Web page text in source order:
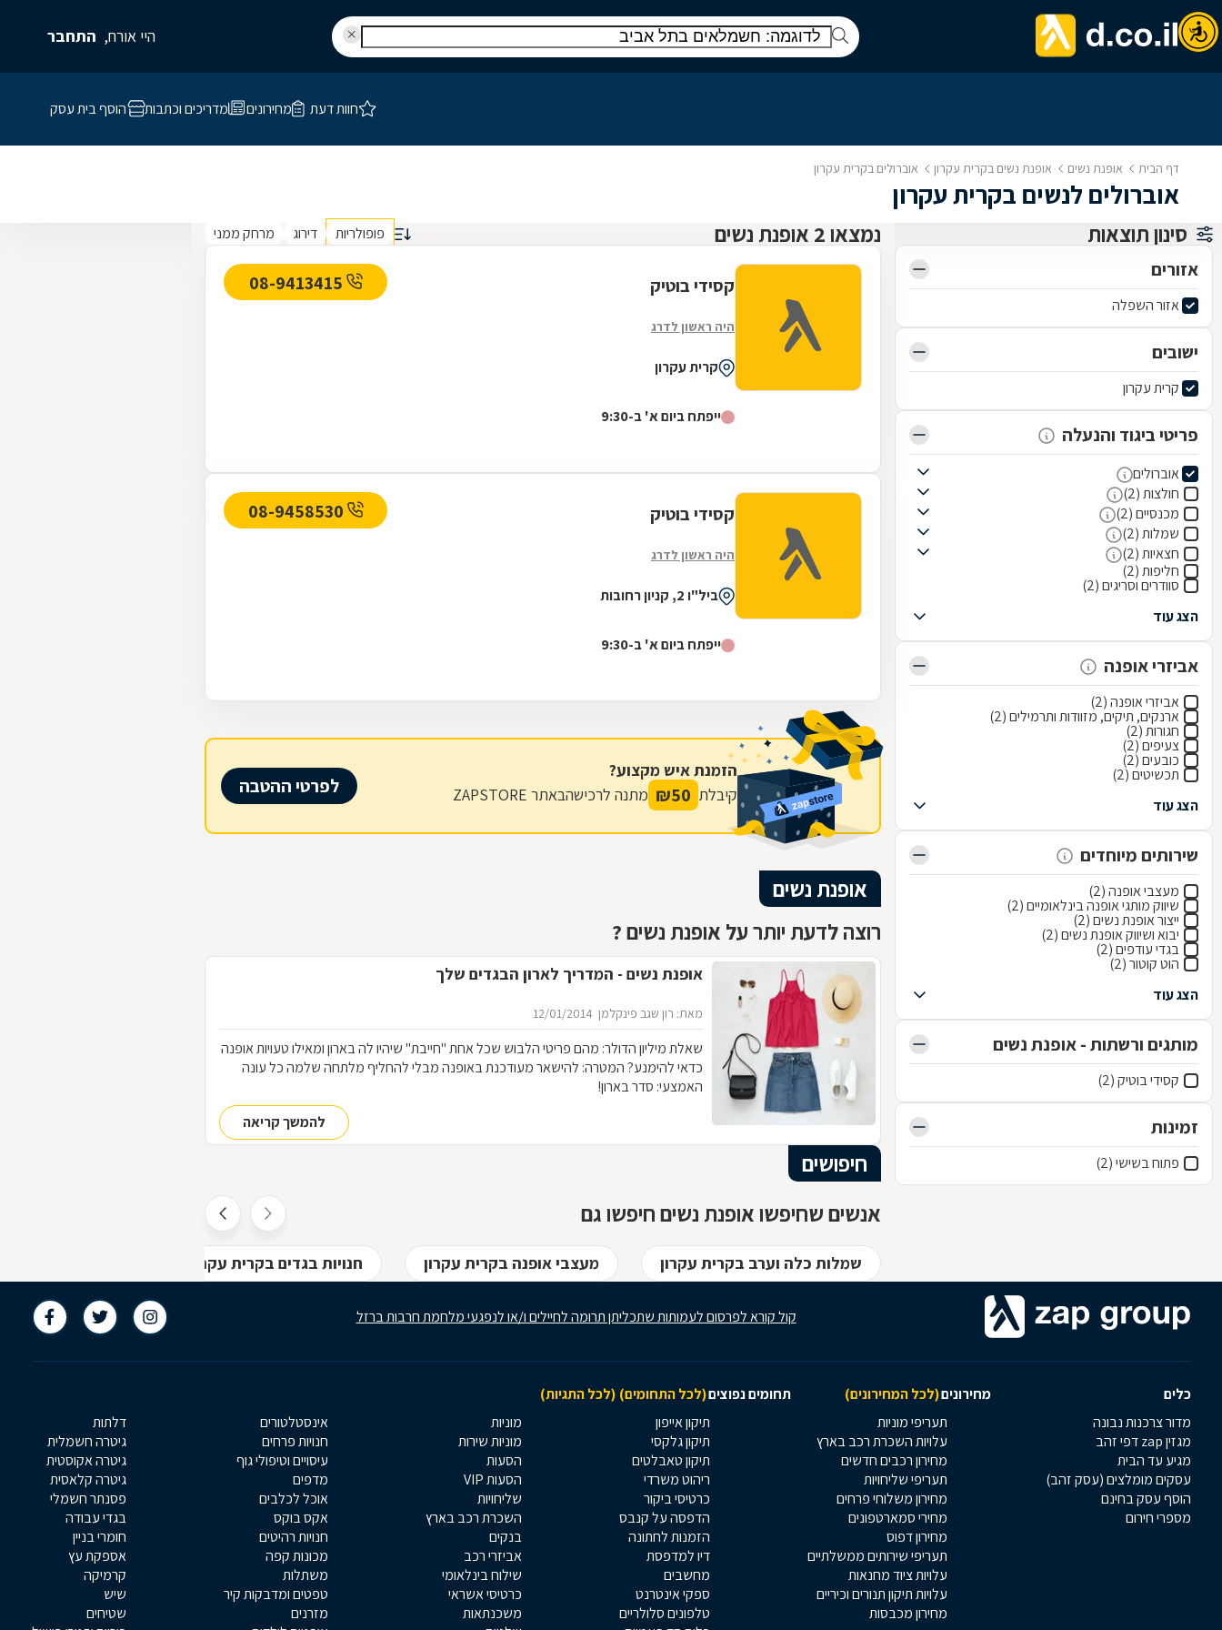
היי אורח, התחבר
חוות דעת מחירונים מדריכים וכתבות הוסף בית עסק
דף הבית אופנת נשים אופנת נשים בקרית עקרון אוברולים בקרית עקרון
אוברולים לנשים בקרית עקרון
סינון תוצאות
אזורים
אזור השפלה
ישובים
קרית עקרון
פריטי ביגוד והנעלה
אוברולים
חולצות (2)
מכנסיים (2)
שמלות (2)
חצאיות (2)
חליפות (2)
סוודרים וסריגים (2)
הצג עוד
אביזרי אופנה
אביזרי אופנה (2)
ארנקים, תיקים, מזוודות ותרמילים (2)
חגורות (2)
צעיפים (2)
כובעים (2)
תכשיטים (2)
הצג עוד
שירותים מיוחדים
מעצבי אופנה (2)
שיווק מותגי אופנה בינלאומיים (2)
ייצור אופנת נשים (2)
יבוא ושיווק אופנת נשים (2)
בגדי עודפים (2)
הוט קוטור (2)
הצג עוד
מותגים ורשתות - אופנת נשים
קסידי בוטיק (2)
זמינות
פתוח בשישי (2)
נמצאו 2 אופנת נשים פופולריות דירוג מרחק ממני
קסידי בוטיק
היה ראשון לדרג
קרית עקרון
ייפתח ביום א' ב-9:30
קסידי בוטיק
היה ראשון לדרג
ביל"ו 2, קניון רחובות
ייפתח ביום א' ב-9:30
הזמנת איש מקצוע?
קיבלת 50
₪ מתנה לרכישהבאתר ZAPSTORE לפרטי ההטבה
אופנת נשים
רוצה לדעת יותר על אופנת נשים ?
אופנת נשים - המדריך לארון הבגדים שלך
מאת: רון שגב פינקלמן 12/01/2014
שאלת מיליון הדולר: מהם פריטי הלבוש שכל אחת "חייבת" שיהיו לה בארון ומאילו טעויות אופנה
כדאי להימנע? המטרה: להישאר מעודכנת באופנה מבלי להחליף מלתחה שלמה כל עונה
האמצעי: סדר בארון!
להמשך קריאה
חיפושים
אנשים שחיפשו אופנת נשים חיפשו גם
שמלות כלה וערב בקרית עקרון מעצבי אופנה בקרית עקרון חנויות בגדים בקרית עקרון
קול קורא לפרסום לעמותות שתכליתן תרומה לחיילים ו/או לנפגעי מלחמת חרבות ברזל
כלים מחירונים(לכל המחירונים) תחומים נפוצים(לכל התחומים) (לכל התגיות)
מדור צרכנות נבונה
מגזין zap דפי זהב
מגיע עד הבית
עסקים מומלצים (עסק זהב)
הוסף עסק בחינם
מספרי חירום
תעריפי מוניות
עלויות השכרת רכב בארץ
מחירון רכבים חדשים
תעריפי שליחויות
מחירון משלוחי פרחים
מחירי סמארטפונים
מחירון דפוס
תעריפי שירותים ממשלתיים
עלויות ציוד מחנאות
עלויות תיקון תנורים וכיריים
מחירון מכבסות
תיקון אייפון
תיקון גלקסי
תיקון טאבלטים
ריהוט משרדי
כרטיסי ביקור
הדפסה על קנבס
הזמנות לחתונה
דיו למדפסת
מחשבים
ספקי אינטרנט
טלפונים סלולריים
מוניות
מוניות שירות
הסעות
הסעות VIP
שליחויות
השכרת רכב בארץ
בנקים
אביזרי רכב
שילוח בינלאומי
כרטיסי אשראי
משכנתאות
אינסטלטורים
חנויות פרחים
עיסויים וטיפולי גוף
מדפים
אוכל לכלבים
אקס בוקס
חנויות רהיטים
מכונות קפה
משתלות
טפטים ומדבקות קיר
מזרנים
דלתות
גיטרה חשמלית
גיטרה אקוסטית
גיטרה קלאסית
פסנתר חשמלי
בגדי עבודה
חומרי בניין
אספקת עץ
קרמיקה
שיש
שטיחים